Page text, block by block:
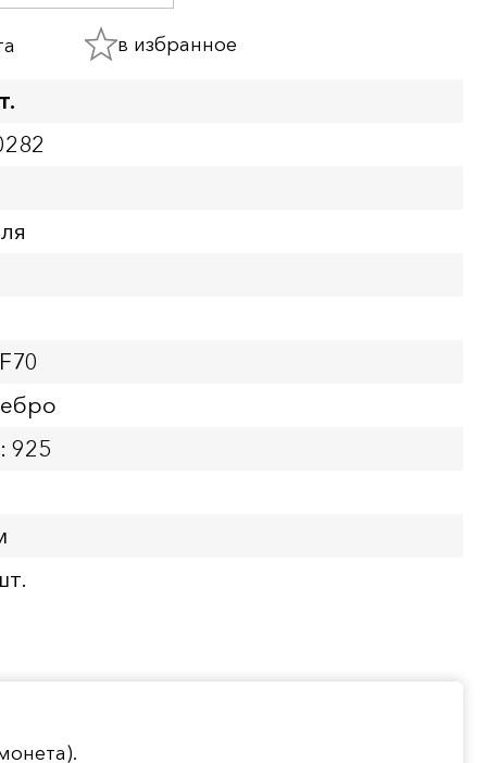
в избранное
925